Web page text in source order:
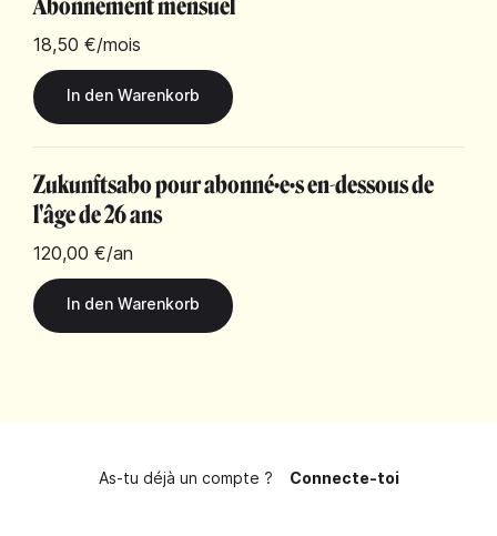
Abonnement mensuel
18,50 €/mois
Zukunftsabo pour abonné·e·s en-dessous de
l'âge de 26 ans
120,00 €/an
As-tu déjà un compte ? Connecte-toi